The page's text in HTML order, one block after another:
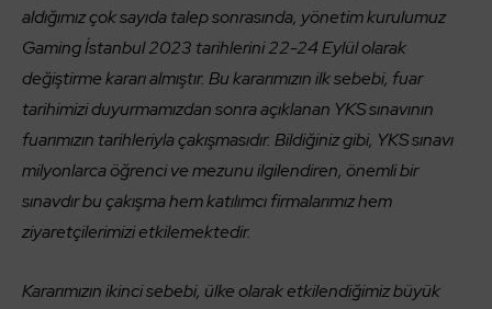
aldığımız çok sayıda talep sonrasında, yönetim kurulumuz
Gaming İstanbul 2023 tarihlerini 22-24 Eylül olarak
değiştirme kararı almıştır. Bu kararımızın ilk sebebi, fuar
tarihimizi duyurmamızdan sonra açıklanan YKS sınavının
fuarımızın tarihleriyla çakışmasıdır. Bildiğiniz gibi, YKS sınavı
milyonlarca öğrenci ve mezunu ilgilendiren, önemli bir
sınavdır bu çakışma hem katılımcı firmalarımız hem
ziyaretçilerimizi etkilemektedir.
Kararımızın ikinci sebebi, ülke olarak etkilendiğimiz büyük